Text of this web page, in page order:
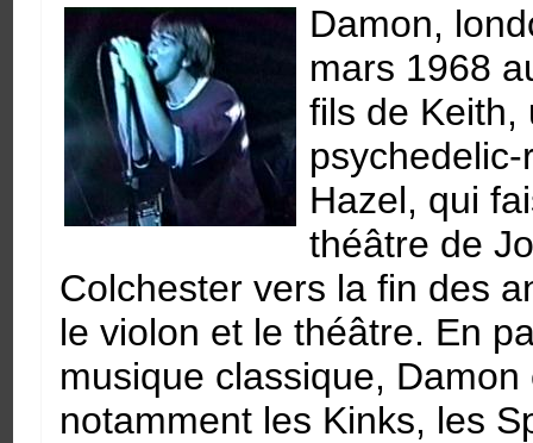
Damon,
mars 1968
fils de Keith,
Hazel, qui
théâtre de
Colchester vers la fin des
le violon et le théâtre. En
musique classique,
notamment les Kinks, les